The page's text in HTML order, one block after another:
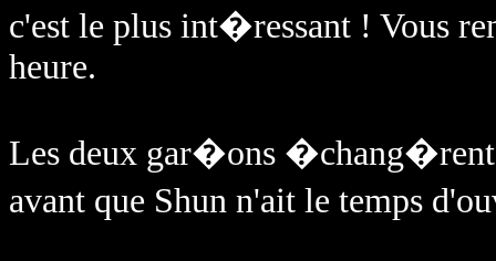
c'est le plus int�ressant ! Vous
heure.
Les deux gar�ons �chang�rent
avant que Shun n'ait le temps